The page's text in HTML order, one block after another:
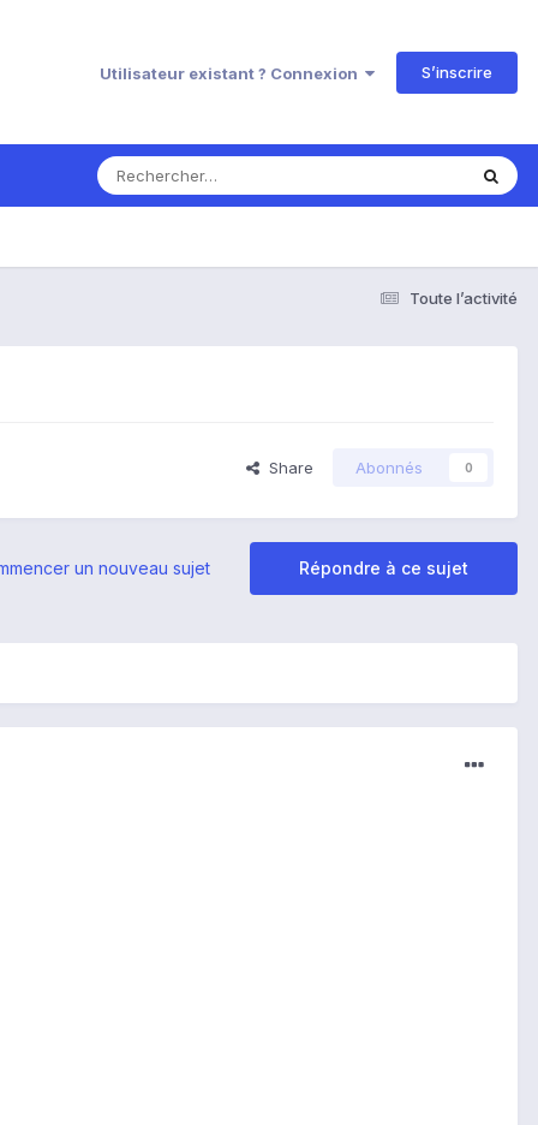
Utilisateur existant ? Connexion S’inscrire
Toute l’activité
Share Abonnés 0
Répondre à ce sujet
un nouveau sujet